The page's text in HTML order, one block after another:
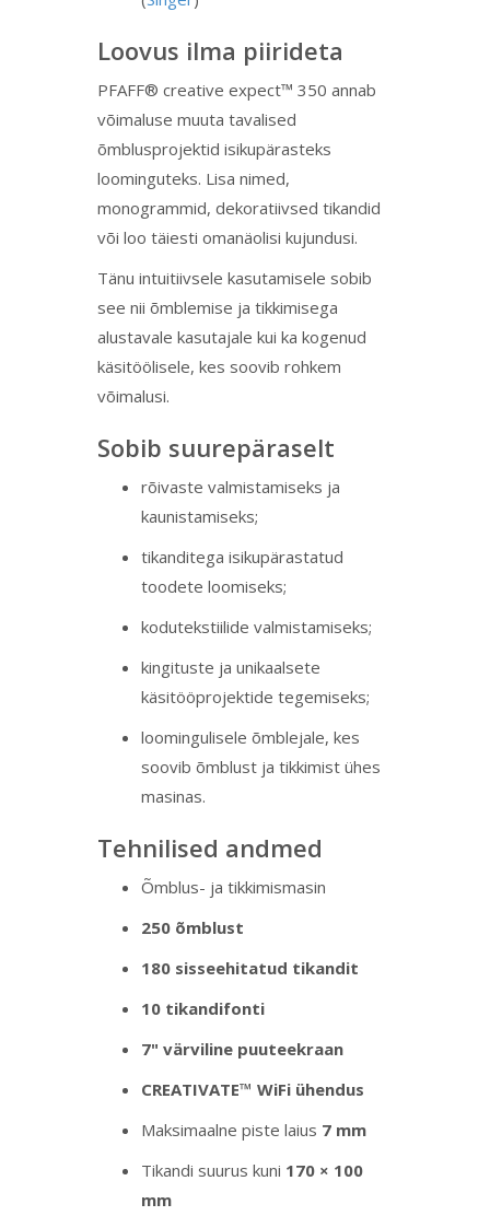
Loovus ilma piirideta
PFAFF® creative expect™ 350 annab
võimaluse muuta tavalised
õmblusprojektid isikupärasteks
loominguteks. Lisa nimed,
monogrammid, dekoratiivsed tikandid
või loo täiesti omanäolisi kujundusi.
Tänu intuitiivsele kasutamisele sobib
see nii õmblemise ja tikkimisega
alustavale kasutajale kui ka kogenud
käsitöölisele, kes soovib rohkem
võimalusi.
Sobib suurepäraselt
rõivaste valmistamiseks ja
kaunistamiseks;
tikanditega isikupärastatud
toodete loomiseks;
kodutekstiilide valmistamiseks;
kingituste ja unikaalsete
käsitööprojektide tegemiseks;
loomingulisele õmblejale, kes
soovib õmblust ja tikkimist ühes
masinas.
Tehnilised andmed
Õmblus- ja tikkimismasin
250 õmblust
180 sisseehitatud tikandit
10 tikandifonti
7" värviline puuteekraan
CREATIVATE™ WiFi ühendus
Maksimaalne piste laius 7 mm
Tikandi suurus kuni 170 × 100
mm